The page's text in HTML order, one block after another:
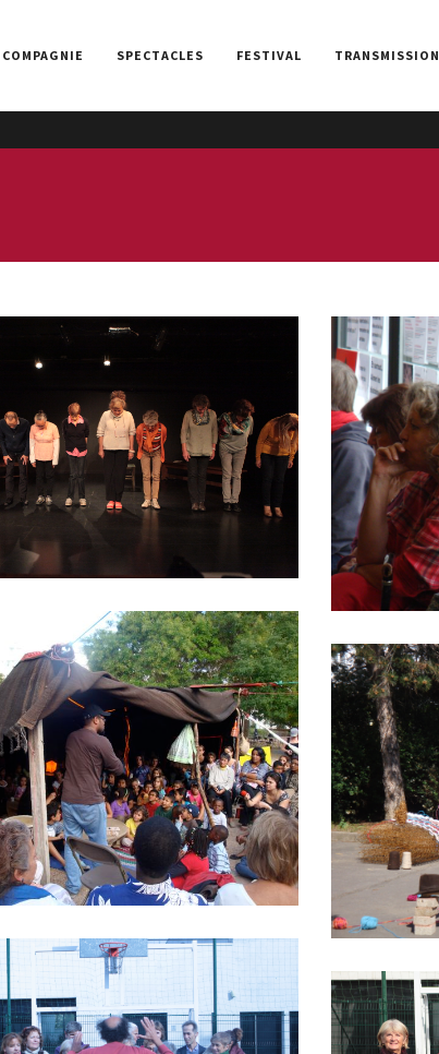
COMPAGNIE SPECTACLES FESTIVAL TRANSMISSION